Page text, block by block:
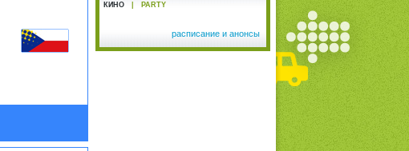
КИНО PARTY
расписание и анонсы